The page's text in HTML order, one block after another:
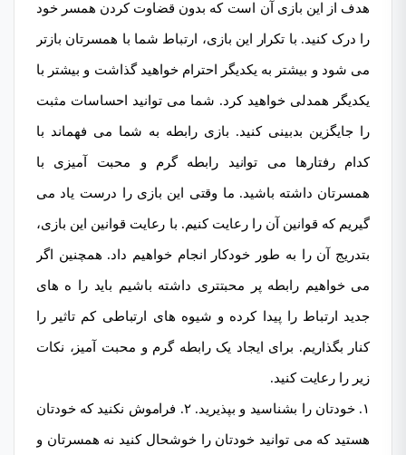
هدف از این بازی آن است که بدون قضاوت کردن همسر خود
را درک کنید. با تکرار این بازی، ارتباط شما با همسرتان بازتر
می شود و بیشتر به یکدیگر احترام خواهید گذاشت و بیشتر با
یکدیگر همدلی خواهید کرد. شما می توانید احساسات مثبت
را جایگزین بدبینی کنید. بازی رابطه به شما می فهماند با
کدام رفتارها می توانید رابطه گرم و محبت آمیزی با
همسرتان داشته باشید. ما وقتی این بازی را درست یاد می
گیریم که قوانین آن را رعایت کنیم. با رعایت قوانین این بازی،
بتدریج آن را به طور خودکار انجام خواهیم داد. همچنین اگر
می خواهیم رابطه پر محبتتری داشته باشیم باید را ه های
جدید ارتباط را پیدا کرده و شیوه های ارتباطی کم تاثیر را
کنار بگذاریم. برای ایجاد یک رابطه گرم و محبت آمیز، نکات
زیر را رعایت کنید.
۱. خودتان را بشناسید و بپذیرید. ۲. فراموش نکنید که خودتان
هستید که می توانید خودتان را خوشحال کنید نه همسرتان و